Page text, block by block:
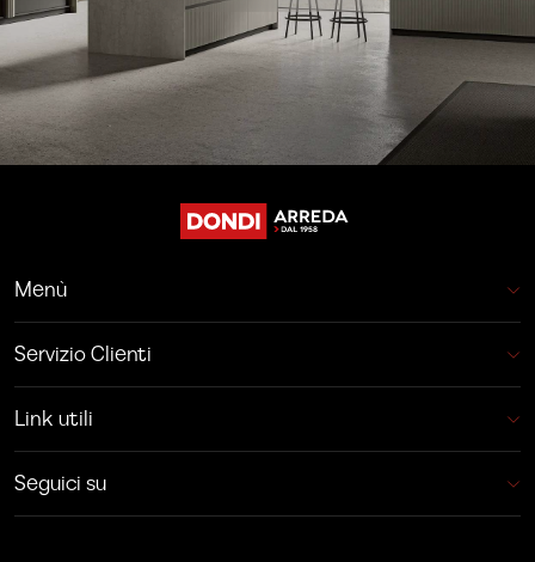
Menù
Servizio Clienti
Link utili
Seguici su